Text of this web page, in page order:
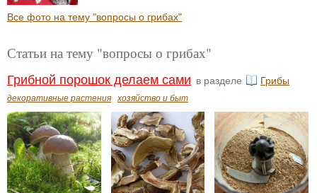
Все фото на тему "вопросы о грибах"
Статьи на тему "вопросы о грибах"
Грибной порошок делаем сами в разделе Грибы
декоративные растения хозяйство и быт